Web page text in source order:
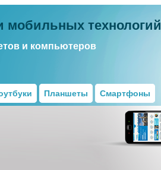
мобильных технологий
и компьютеров
Планшеты Смартфоны